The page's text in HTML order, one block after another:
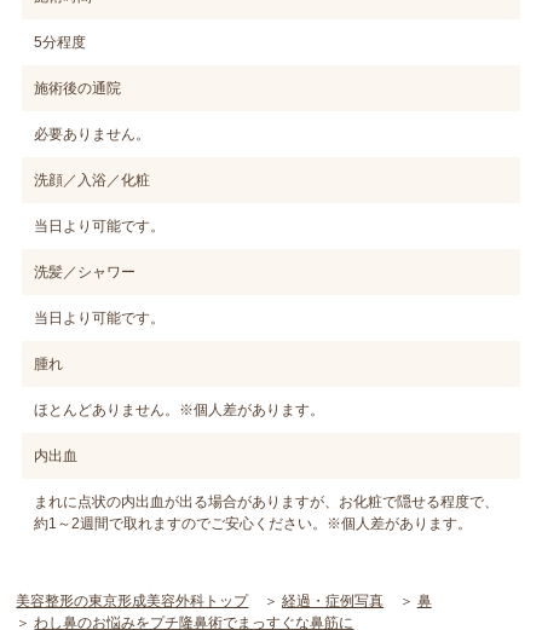
5分程度
施術後の通院
必要ありません。
洗顔／入浴／化粧
当日より可能です。
洗髪／シャワー
当日より可能です。
腫れ
ほとんどありません。※個人差があります。
内出血
まれに点状の内出血が出る場合がありますが、お化粧で隠せる程度で、
約1～2週間で取れますのでご安心ください。※個人差があります。
美容整形の東京形成美容外科トップ 経過・症例写真
鼻
わし鼻のお悩みをプチ隆鼻術でまっすぐな鼻筋に